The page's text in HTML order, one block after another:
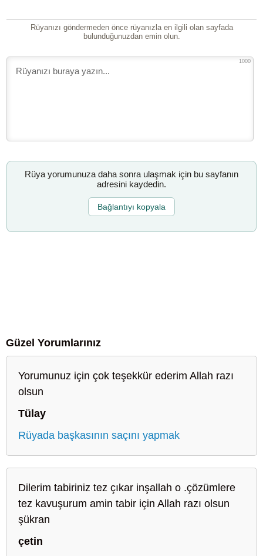
Rüyanızı göndermeden önce rüyanızla en ilgili olan sayfada
bulunduğunuzdan emin olun.
1000
Rüya yorumunuza daha sonra ulaşmak için bu sayfanın
adresini kaydedin.
Bağlantıyı kopyala
Güzel Yorumlarınız
Yorumunuz için çok teşekkür ederim Allah razı
olsun
Tülay
Rüyada başkasının saçını yapmak
Dilerim tabiriniz tez çıkar inşallah o .çözümlere
tez kavuşurum amin tabir için Allah razı olsun
şükran
çetin